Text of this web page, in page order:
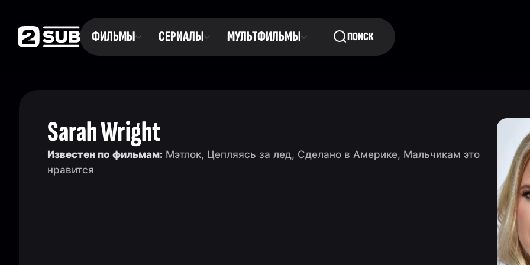
ФИЛЬМЫ СЕРИАЛЫ МУЛЬТФИЛЬМЫ ПОИСК
Sarah Wright
Известен по фильмам: Мэтлок, Цепляясь за лед, Сделано в Америке, Мальчикам это
нравится